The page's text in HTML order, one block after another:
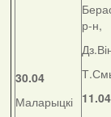
30.04
Маларыцкі
р-н,
11.04